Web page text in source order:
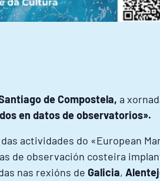
de Compostela, a
en datos de observatorios».
actividades do «European
de observación costeira
nas rexións de Galicia,